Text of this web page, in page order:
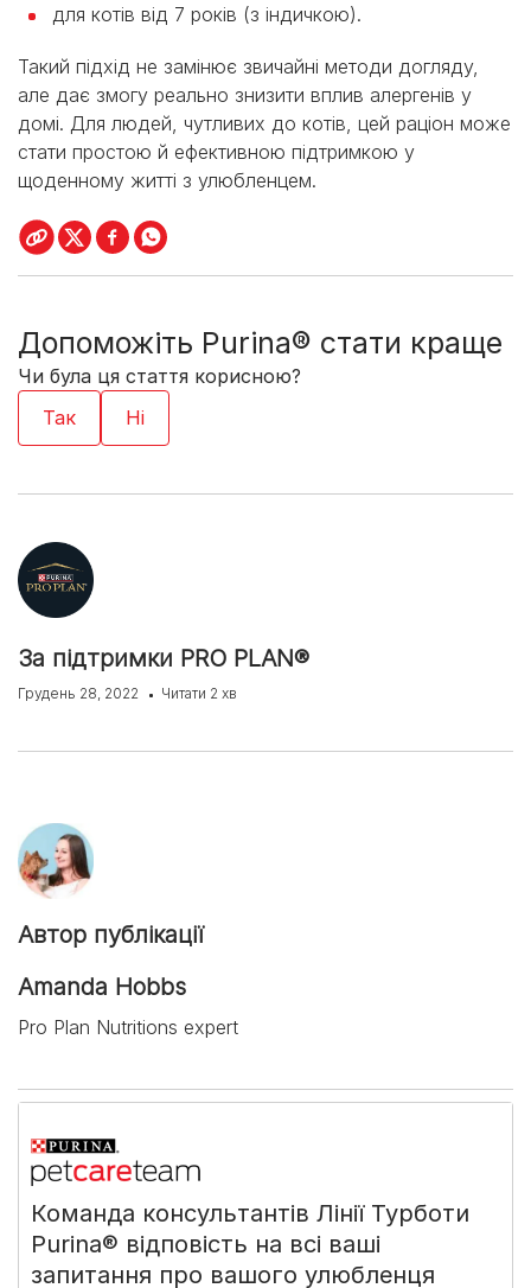
для котів від 7 років (з індичкою).
Такий підхід не замінює звичайні методи догляду,
але дає змогу реально знизити вплив алергенів у
домі. Для людей, чутливих до котів, цей раціон може
стати простою й ефективною підтримкою у
щоденному житті з улюбленцем.
Допоможіть Purina® стати краще
Чи була ця стаття корисною?
За підтримки PRO PLAN®
Грудень 28, 2022 Читати 2 хв
Автор публікації
Amanda Hobbs
Pro Plan Nutritions expert
Команда консультантів Лінії Турботи
Purina® відповість на всі ваші
запитання про вашого улюбленця